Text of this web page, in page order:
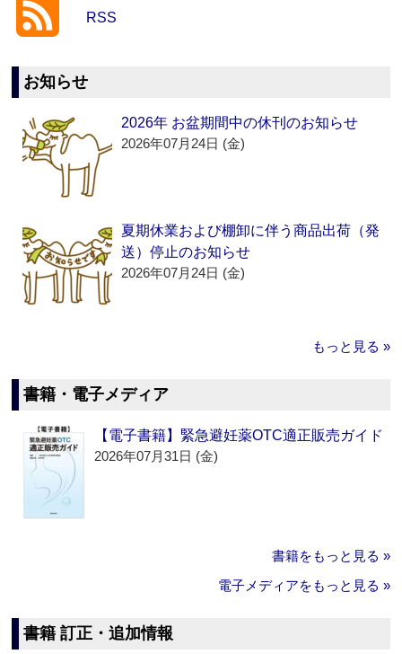
RSS
お知らせ
2026年 お盆期間中の休刊のお知らせ
2026年07月24日 (金)
夏期休業および棚卸に伴う商品出荷（発
送）停止のお知らせ
2026年07月24日 (金)
もっと見る »
書籍・電子メディア
【電子書籍】緊急避妊薬OTC適正販売ガイド
2026年07月31日 (金)
書籍をもっと見る »
電子メディアをもっと見る »
書籍 訂正・追加情報